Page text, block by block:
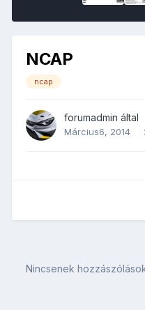
NCAP
ncap
forumadmin által
Március6, 2014
Nincsenek